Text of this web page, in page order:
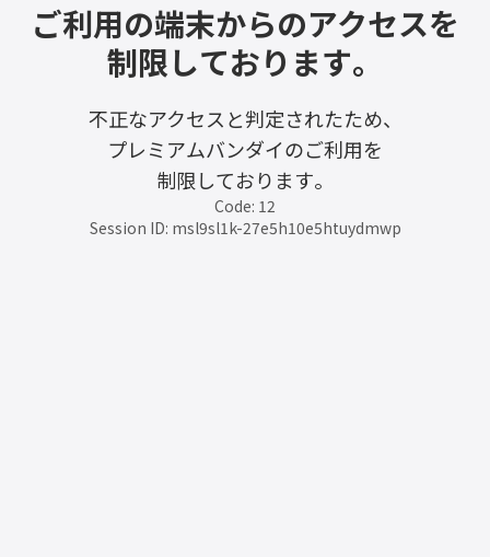
ご利用の端末からのアクセスを
制限しております。
不正なアクセスと判定されたため、
プレミアムバンダイのご利用を
制限しております。
Code: 12
Session ID: msl9sl1k-27e5h10e5htuydmwp